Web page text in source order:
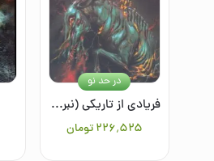
فریادی از تاریکی (نبرد با شیاطین 9)
۲۲۶٬۵۲۵ تومان
در حد نو